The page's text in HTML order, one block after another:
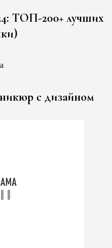
ТОП-200+ лучших
с дизайном